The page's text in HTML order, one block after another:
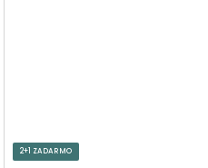
2+1 ZADARMO